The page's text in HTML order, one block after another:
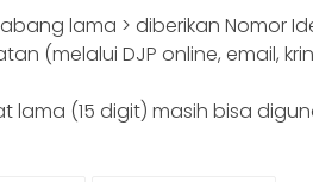
lama > diberikan Nomor
(melalui DJP online, email,
lama (15 digit) masih bisa